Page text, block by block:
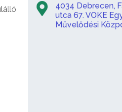
4034 Debrecen,
utca 67. VOKE
Művelődési